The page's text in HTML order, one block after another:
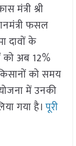
मंत्री श्री
फसल
दावों के
को अब 12%
को समय
में उनकी
गया है।पूरी